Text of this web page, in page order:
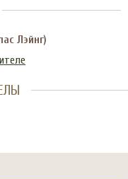
Лэйнг)